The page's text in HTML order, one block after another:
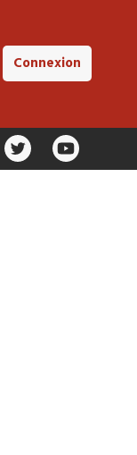
Connexion